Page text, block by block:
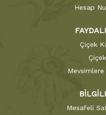
Hesap
Çiçek
Çiçek
Mesafeli